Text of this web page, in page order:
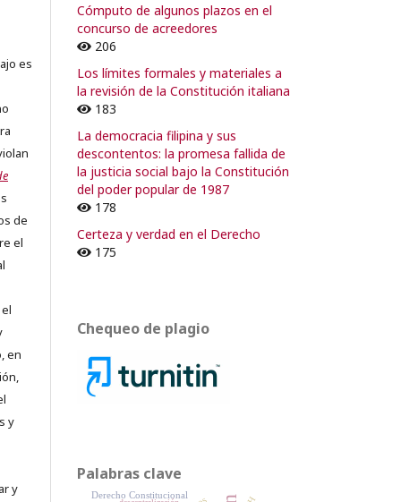
es
de
el
en
y
y
Cómputo de algunos plazos en el
concurso de acreedores
206
Los límites formales y materiales a
la revisión de la Constitución italiana
183
La democracia filipina y sus
descontentos: la promesa fallida de
la justicia social bajo la Constitución
del poder popular de 1987
178
Certeza y verdad en el Derecho
175
Chequeo de plagio
Palabras clave
Derecho Constitucional